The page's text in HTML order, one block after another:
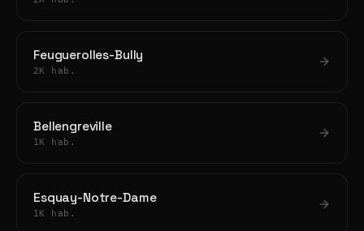
Feuguerolles-Bully
2K hab.
Bellengreville
1K hab.
Esquay-Notre-Dame
1K hab.